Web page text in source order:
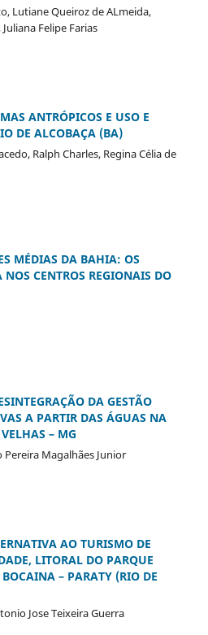
Lutiane Queiroz de ALmeida,
Felipe Farias
ANTRÓPICOS E USO E
DE ALCOBAÇA (BA)
Ralph Charles, Regina Célia de
MÉDIAS DA BAHIA: OS
CENTROS REGIONAIS DO
DA GESTÃO
A PARTIR DAS ÁGUAS NA
– MG
Magalhães Junior
AO TURISMO DE
LITORAL DO PARQUE
– PARATY (RIO DE
Jose Teixeira Guerra